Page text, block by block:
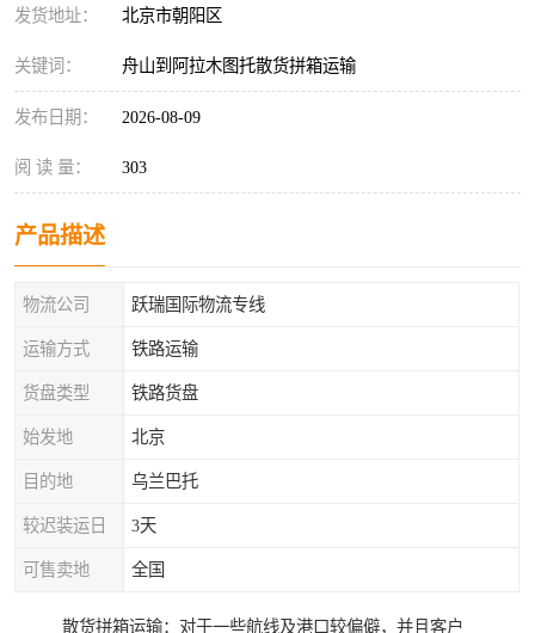
发货地址： 北京市朝阳区
关键词： 舟山到阿拉木图托散货拼箱运输
发布日期： 2026-08-09
阅 读 量： 303
产品描述
物流公司 跃瑞国际物流专线
运输方式 铁路运输
货盘类型 铁路货盘
始发地 北京
目的地 乌兰巴托
较迟装运日 3天
可售卖地 全国
散货拼箱运输：对于一些航线及港口较偏僻，并且客户